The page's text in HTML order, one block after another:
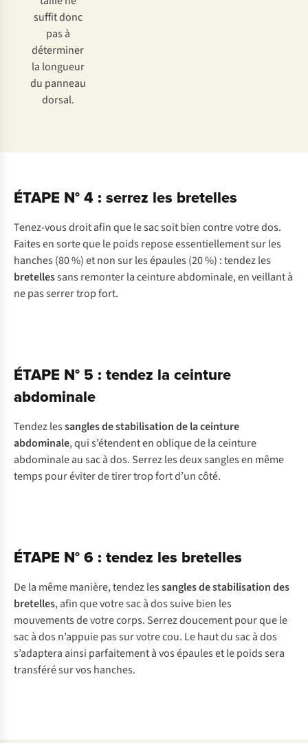
suffit donc
pas à
déterminer
la longueur
du panneau
dorsal.
ÉTAPE N° 4 : serrez les bretelles
Tenez-vous droit afin que le sac soit bien contre votre dos.
Faites en sorte que le poids repose essentiellement sur les
hanches (80 %) et non sur les épaules (20 %) : tendez les
bretellessans remonter la ceinture abdominale, en veillant à
ne pas serrer trop fort.
ÉTAPE N° 5 : tendez la ceinture
abdominale
Tendez lessangles de stabilisation de la ceinture
abdominale, qui s’étendent en oblique de la ceinture
abdominale au sac à dos. Serrez les deux sangles en même
temps pour éviter de tirer trop fort d’un côté.
ÉTAPE N° 6 : tendez les bretelles
De la même manière, tendez lessangles de stabilisation des
bretelles, afin que votre sac à dos suive bien les
mouvements de votre corps. Serrez doucement pour que le
sac à dos n’appuie pas sur votre cou. Le haut du sac à dos
s’adaptera ainsi parfaitement à vos épaules et le poids sera
transféré sur vos hanches.